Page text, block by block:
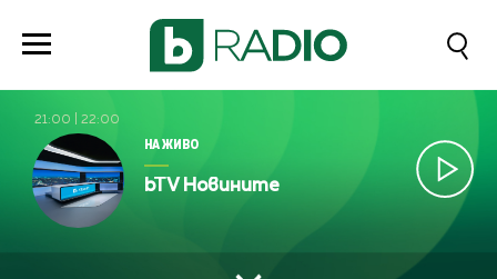
21:00 22:00
НА ЖИВО
bTV Новините